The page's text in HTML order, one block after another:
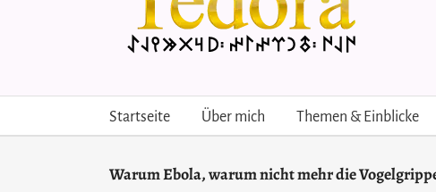
Startseite Über mich Themen & Einblicke
Warum Ebola, warum nicht mehr die